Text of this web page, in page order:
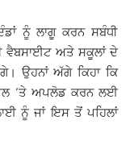
ਨੂੰ ਲਾਗੂ ਕਰਨ ਸਬੰਧੀ
ਵੈਬਸਾਈਟ ਅਤੇ ਸਕੂਲਾਂ ਦੇ
ਉਹਨਾਂ ਅੱਗੇ ਕਿਹਾ ਕਿ
‘ਤੇ ਅਪਲੋਡ ਕਰਨ ਲਈ
ਨੂੰ ਜਾਂ ਇਸ ਤੋਂ ਪਹਿਲਾਂ